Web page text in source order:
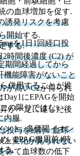
の血球増加を促す.
誘発リスクを考慮
を1日1回経口投
期間経過してから
機能障害がないこと
併用することが推
Day1にEPAGを開始
の限りではない.
内服.
ント､ 多価陽イオン
､EPAG服用前4時
る.
開始する.
する.
2時間後濃度 (C2) が
が高いC2が得られ
が一定に達した後
投与を続け､ 血球
上変化が見られない
みて血球数の低下